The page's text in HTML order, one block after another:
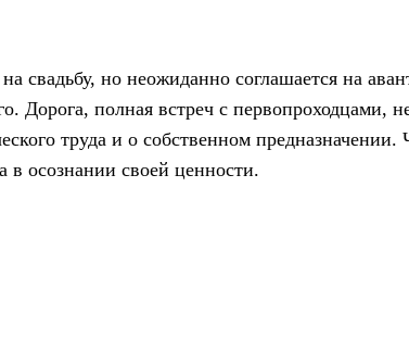
свадьбу, но неожиданно соглашается на
Дорога, полная встреч с
труда и о собственном
в осознании своей ценности.